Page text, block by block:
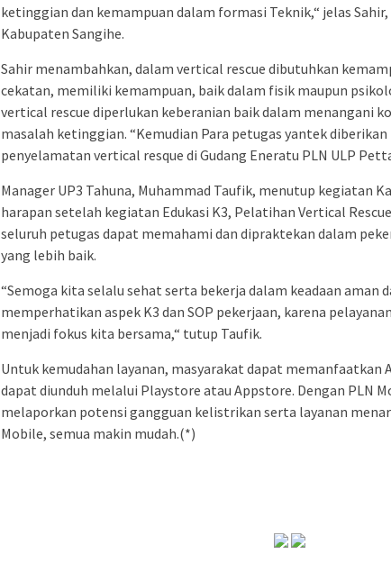
ketinggian dan kemampuan dalam formasi Teknik,“ jelas Sahir,
Kabupaten Sangihe.
Sahir menambahkan, dalam vertical rescue dibutuhkan
cekatan, memiliki kemampuan, baik dalam fisik maupun
vertical rescue diperlukan keberanian baik dalam menangani
masalah ketinggian. “Kemudian Para petugas yantek
penyelamatan vertical resque di Gudang Eneratu PLN ULP
Manager UP3 Tahuna, Muhammad Taufik, menutup kegiatan
harapan setelah kegiatan Edukasi K3, Pelatihan Vertical
seluruh petugas dapat memahami dan dipraktekan dalam
yang lebih baik.
“Semoga kita selalu sehat serta bekerja dalam keadaan aman
memperhatikan aspek K3 dan SOP pekerjaan, karena
menjadi fokus kita bersama,“ tutup Taufik.
Untuk kemudahan layanan, masyarakat dapat memanfaatkan
dapat diunduh melalui Playstore atau Appstore. Dengan PLN
melaporkan potensi gangguan kelistrikan serta layanan
Mobile, semua makin mudah.(*)